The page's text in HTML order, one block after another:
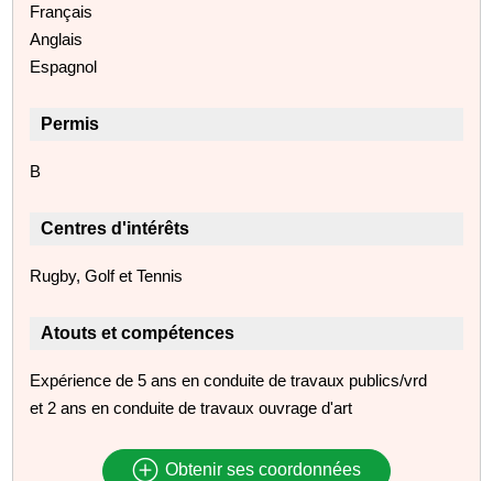
Français
Anglais
Espagnol
Permis
B
Centres d'intérêts
Rugby, Golf et Tennis
Atouts et compétences
Expérience de 5 ans en conduite de travaux publics/vrd
et 2 ans en conduite de travaux ouvrage d'art
Obtenir ses coordonnées